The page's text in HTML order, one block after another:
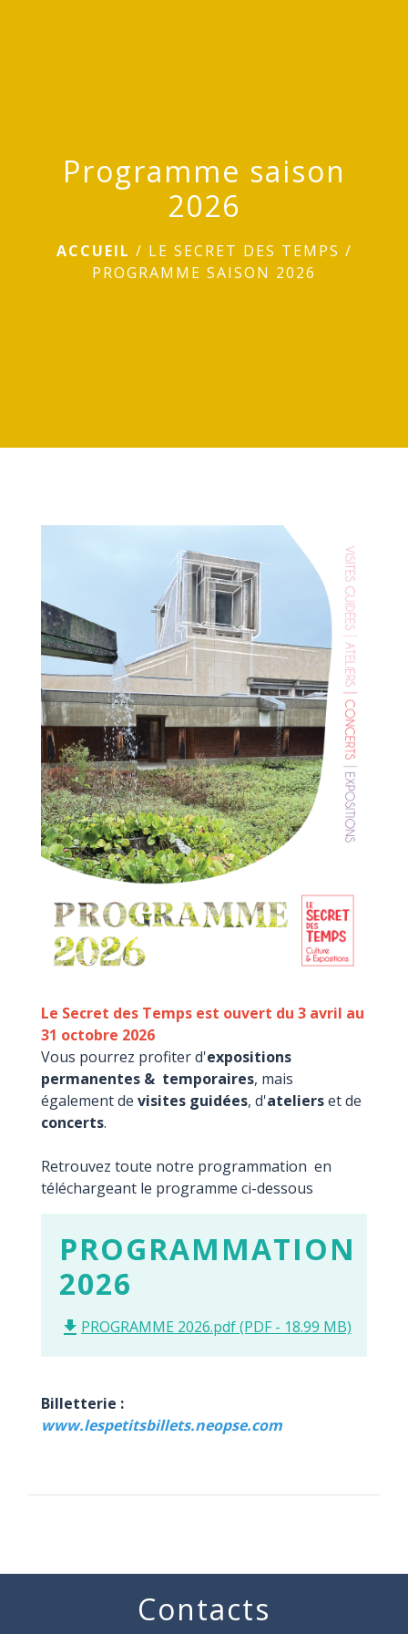
Programme saison
2026
ACCUEIL / LE SECRET DES TEMPS /
PROGRAMME SAISON 2026
Le Secret des Temps est ouvert du 3 avril au
31 octobre 2026
Vous pourrez profiter d'expositions
permanentes & temporaires, mais
également de visites guidées, d'atelierset de
concerts.
Retrouvez toute notre programmation en
téléchargeant le programme ci-dessous
PROGRAMMATION
2026
file_download PROGRAMME 2026.pdf (PDF - 18.99 MB)
Billetterie :
www.lespetitsbillets.neopse.com
Contacts